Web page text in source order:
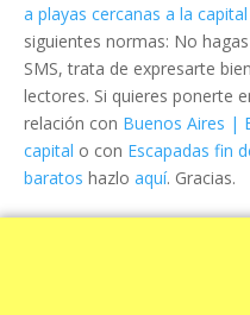
a playas cercanas a la capital
siguientes normas: No
SMS, trata de expresarte
lectores. Si quieres ponerte
relación con Buenos Aires |
capital o con Escapadas fin
baratos hazlo aquí. Gracias.